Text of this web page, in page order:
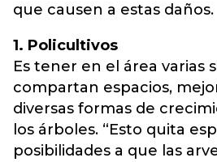
que causen a estas daños.
1. Policultivos
Es tener en el área varias
compartan espacios,
diversas formas de
los árboles. “Esto quita
posibilidades a que las